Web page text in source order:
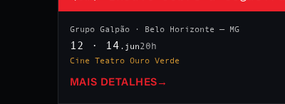
Grupo Galpão · Belo Horizonte — MG
12 · 14 .jun20h
Cine Teatro Ouro Verde
MAIS DETALHES →